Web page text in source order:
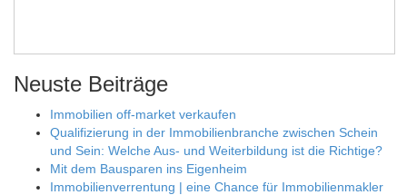
Neuste Beiträge
Immobilien off-market verkaufen
Qualifizierung in der Immobilienbranche zwischen Schein
und Sein: Welche Aus- und Weiterbildung ist die Richtige?
Mit dem Bausparen ins Eigenheim
Immobilienverrentung | eine Chance für Immobilienmakler